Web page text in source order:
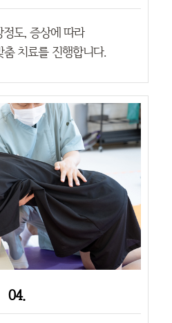
도, 증상에 따라
춤 치료를 진행합니다.
04.